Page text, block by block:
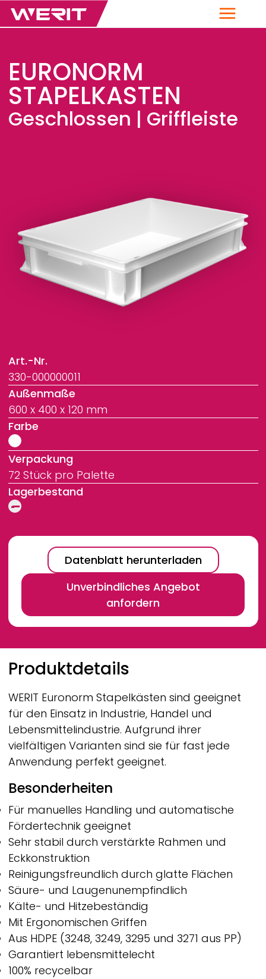
Menü
EURONORM
STAPELKASTEN
Geschlossen | Griffleiste
Art.-Nr.
330-000000011
Außenmaße
600 x 400 x 120 mm
Farbe
Verpackung
72 Stück pro Palette
Lagerbestand
Datenblatt herunterladen
Unverbindliches Angebot
anfordern
Breadcrumb
Produktdetails
WERIT Euronorm Stapelkästen sind geeignet
für den Einsatz in Industrie, Handel und
Lebensmittelindustrie. Aufgrund ihrer
vielfältigen Varianten sind sie für fast jede
Anwendung perfekt geeignet.
Besonderheiten
Für manuelles Handling und automatische
Fördertechnik geeignet
Sehr stabil durch verstärkte Rahmen und
Eckkonstruktion
Reinigungsfreundlich durch glatte Flächen
Säure- und Laugenunempfindlich
Kälte- und Hitzebeständig
Mit Ergonomischen Griffen
Aus HDPE (3248, 3249, 3295 und 3271 aus PP)
Garantiert lebensmittelecht
100% recycelbar